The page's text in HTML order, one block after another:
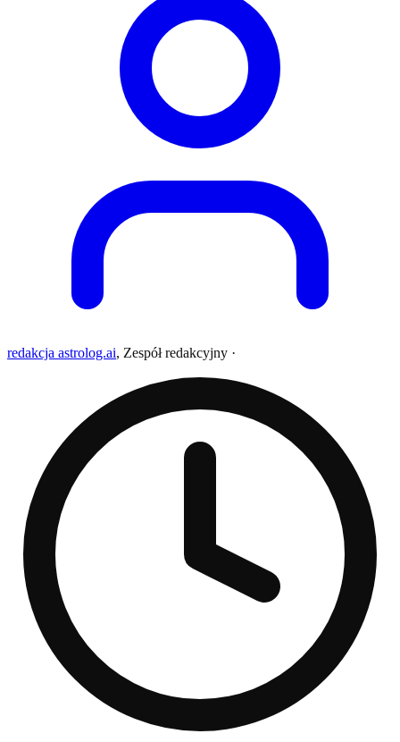
redakcja astrolog.ai, Zespół redakcyjny ·